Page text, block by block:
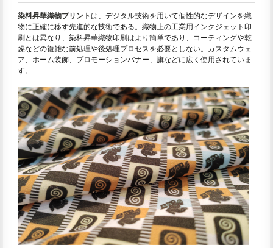
染料昇華織物プリントは、デジタル技術を用いて個性的なデザインを織
物に正確に移す先進的な技術である。織物上の工業用インクジェット印
刷とは異なり、染料昇華織物印刷はより簡単であり、コーティングや乾
燥などの複雑な前処理や後処理プロセスを必要としない。カスタムウェ
ア、ホーム装飾、プロモーションバナー、旗などに広く使用されていま
す。